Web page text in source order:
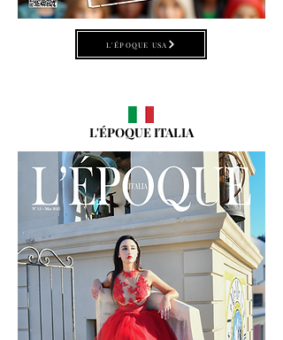
L'ÉPOQUE USA
L'ÉPOQUE ITALIA